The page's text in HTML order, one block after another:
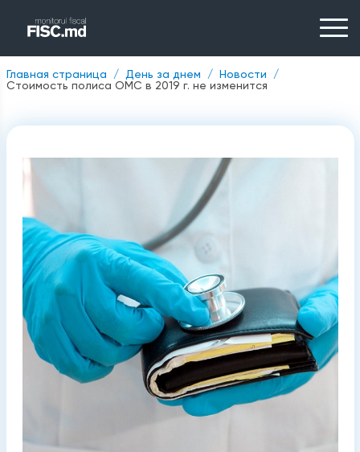
Главная страница День за днем
Новости
Стоимость полиса ОМС в 2019 г. не изменится